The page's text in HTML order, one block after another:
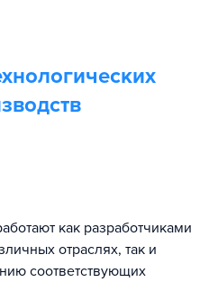
как разработчиками
отраслях, так и
соответствующих